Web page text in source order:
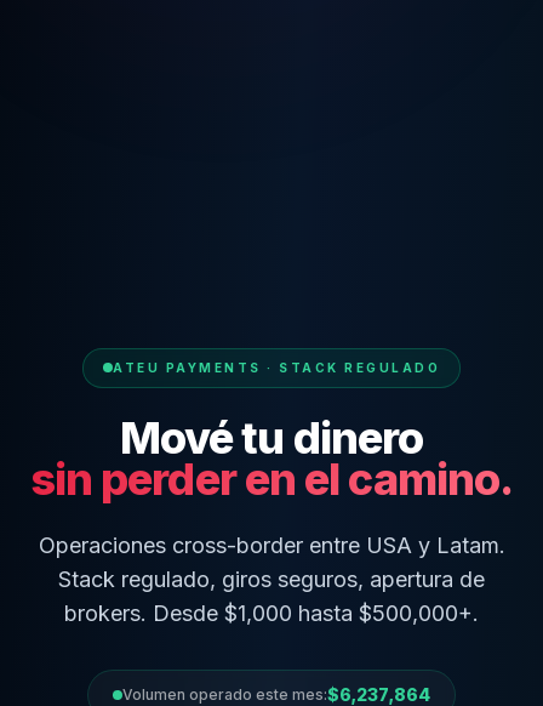
ATEU PAYMENTS · STACK REGULADO
Mové tu dinero
sin perder en el camino.
Operaciones cross-border entre USA y Latam.
Stack regulado, giros seguros, apertura de
brokers. Desde $1,000 hasta $500,000+.
Volumen operado este mes:$6,237,864